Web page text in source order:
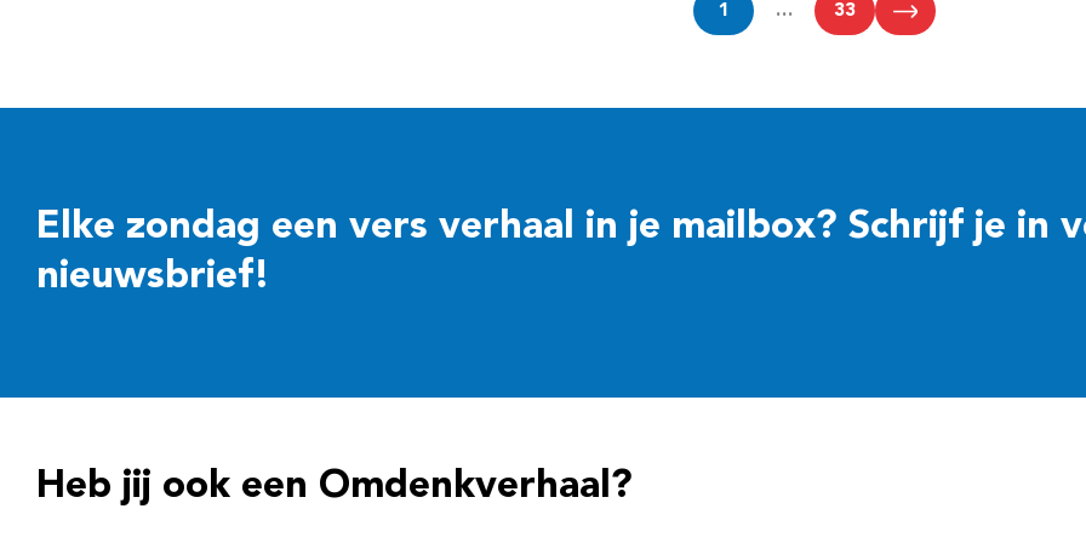
1 … 33
Elke zondag een vers verhaal in je mailbox? Schrijf je in
nieuwsbrief!
Heb jij ook een Omdenkverhaal?